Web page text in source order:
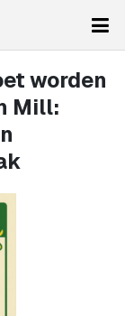
worden
Mill: